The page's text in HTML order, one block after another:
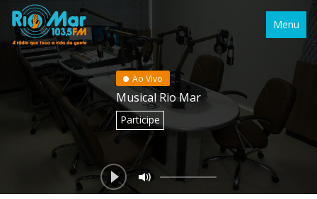
Menu
Ao Vivo
Musical Rio Mar
Participe